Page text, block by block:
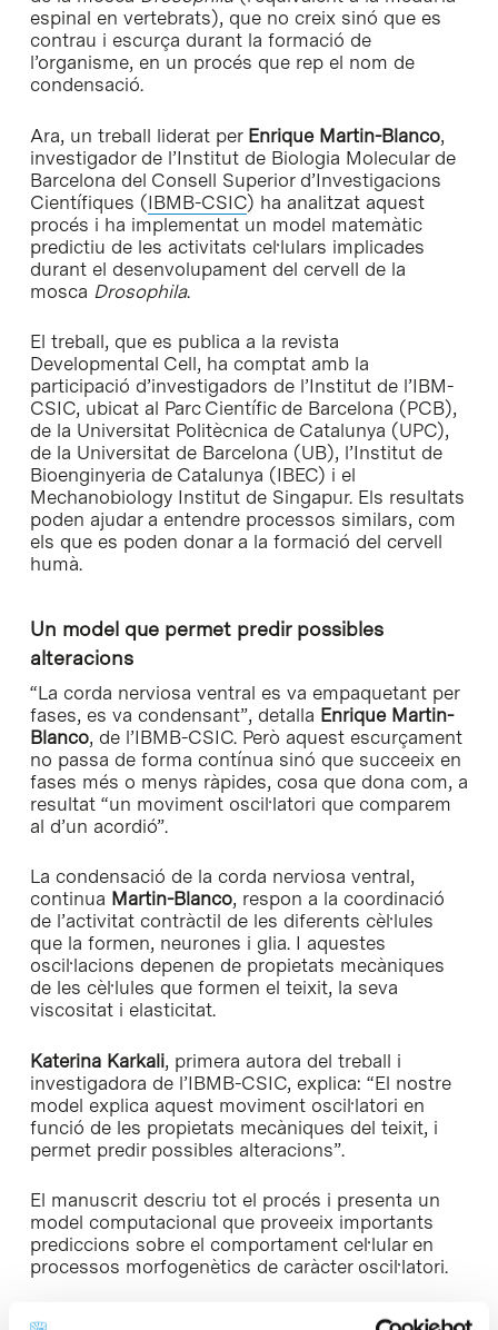
espinal en vertebrats), que no creix sinó que es
contrau i escurça durant la formació de
l’organisme, en un procés que rep el nom de
condensació.
Ara, un treball liderat per Enrique Martin-Blanco,
investigador de l’Institut de Biologia Molecular de
Barcelona del Consell Superior d’Investigacions
Científiques (IBMB-CSIC) ha analitzat aquest
procés i ha implementat un model matemàtic
predictiu de les activitats cel·lulars implicades
durant el desenvolupament del cervell de la
mosca Drosophila.
El treball, que es publica a la revista
Developmental Cell, ha comptat amb la
participació d’investigadors de l’Institut de l’IBM-
CSIC, ubicat al Parc Científic de Barcelona (PCB),
de la Universitat Politècnica de Catalunya (UPC),
de la Universitat de Barcelona (UB), l’Institut de
Bioenginyeria de Catalunya (IBEC) i el
Mechanobiology Institut de Singapur. Els resultats
poden ajudar a entendre processos similars, com
els que es poden donar a la formació del cervell
humà.
Un model que permet predir possibles
alteracions
“La corda nerviosa ventral es va empaquetant per
fases, es va condensant”, detalla Enrique Martin-
Blanco, de l’IBMB-CSIC. Però aquest escurçament
no passa de forma contínua sinó que succeeix en
fases més o menys ràpides, cosa que dona com, a
resultat “un moviment oscil·latori que comparem
al d’un acordió”.
La condensació de la corda nerviosa ventral,
continua Martin-Blanco, respon a la coordinació
de l’activitat contràctil de les diferents cèl·lules
que la formen, neurones i glia. I aquestes
oscil·lacions depenen de propietats mecàniques
de les cèl·lules que formen el teixit, la seva
viscositat i elasticitat.
Katerina Karkali, primera autora del treball i
investigadora de l’IBMB-CSIC, explica: “El nostre
model explica aquest moviment oscil·latori en
funció de les propietats mecàniques del teixit, i
permet predir possibles alteracions”.
El manuscrit descriu tot el procés i presenta un
model computacional que proveeix importants
prediccions sobre el comportament cel·lular en
processos morfogenètics de caràcter oscil·latori.
Amb aquest estudi, els investigadors esperen